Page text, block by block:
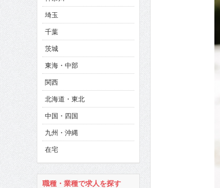
CINEMA×STYLE 294号
埼玉
千葉
茨城
東海・中部
関西
北海道・東北
中国・四国
九州・沖縄
在宅
職種・業種で求人を探す